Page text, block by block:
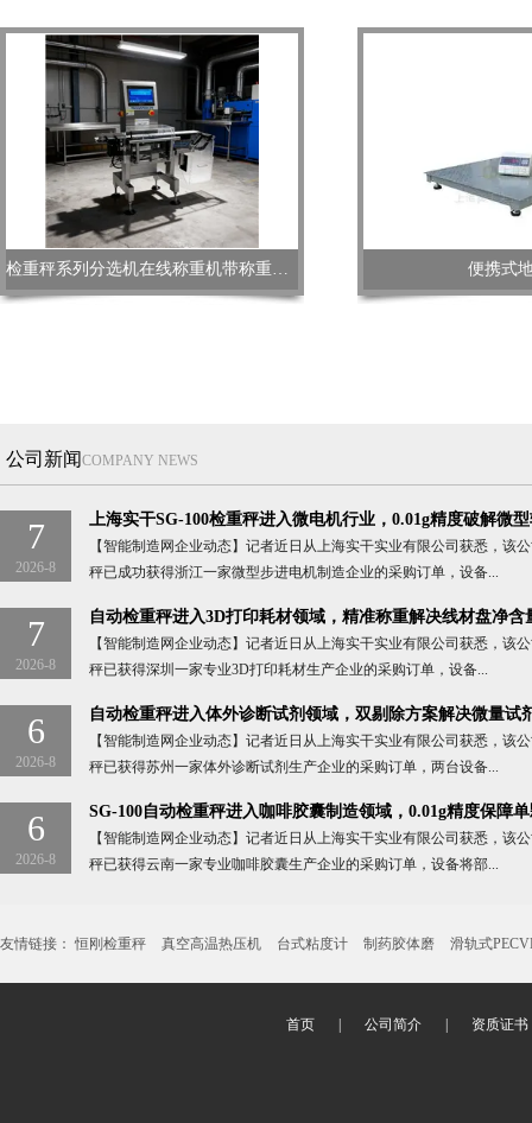
检重秤系列分选机在线称重机带称重剔除功能 便携式
公司新闻COMPANY NEWS
7
2026-8
上海实干SG-100检重秤进入微电机行业，0.01g精度破解微
【智能制造网企业动态】记者近日从上海实干实业有限公司获悉，该
秤已成功获得浙江一家微型步进电机制造企业的采购订单，设备...
7
2026-8
自动检重秤进入3D打印耗材领域，精准称重解决线材盘净含
【智能制造网企业动态】记者近日从上海实干实业有限公司获悉，该
秤已获得深圳一家专业3D打印耗材生产企业的采购订单，设备...
6
2026-8
自动检重秤进入体外诊断试剂领域，双剔除方案解决微量试
【智能制造网企业动态】记者近日从上海实干实业有限公司获悉，该
秤已获得苏州一家体外诊断试剂生产企业的采购订单，两台设备...
6
2026-8
SG-100自动检重秤进入咖啡胶囊制造领域，0.01g精度保障
【智能制造网企业动态】记者近日从上海实干实业有限公司获悉，该
秤已获得云南一家专业咖啡胶囊生产企业的采购订单，设备将部...
友情链接：恒刚检重秤 真空高温热压机 台式粘度计 制药胶体磨 滑轨式
首页 公司简介 资质证书